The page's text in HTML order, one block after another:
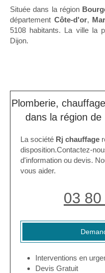
Située dans la région
département Côte-d'or,
5108 habitants. La ville la
Dijon.
Plomberie,
dans la région
La société Rj chauffage
disposition.Contactez-
d'information ou devis.
vous aider.
03
Interventions en
Devis Gratuit